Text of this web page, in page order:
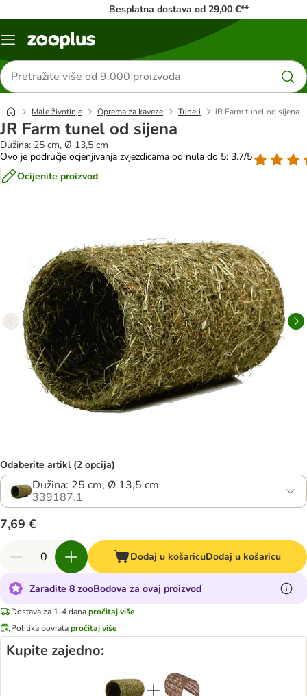
Besplatna dostava od 29,00 €**
Izbornik
Traži
proizvode
Male životinje Oprema za kaveze Tuneli JR Farm tunel od sijena
JR Farm tunel od sijena
Dužina: 25 cm, Ø 13,5 cm
Ovo je područje ocjenjivanja zvjezdicama od nula do 5: 3.7/5
Ocijenite proizvod
Odaberite artikl (2 opcija)
Dužina: 25 cm, Ø 13,5 cm
339187.1
7,69 €
Dodaj u košaricuDodaj u košaricu
Zaradite 8 zooBodova za ovaj proizvod
Dostava za 1-4 danapročitaj više
Politika povratapročitaj više
Kupite zajedno: